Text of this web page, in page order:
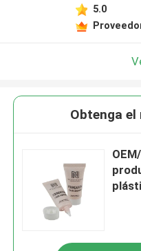
5.0
Obtenga